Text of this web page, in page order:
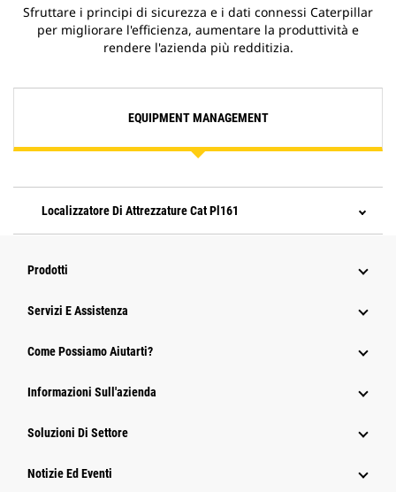
Sfruttare i principi di sicurezza e i dati connessi Caterpillar
per migliorare l'efficienza, aumentare la produttività e
rendere l'azienda più redditizia.
EQUIPMENT MANAGEMENT
Localizzatore Di Attrezzature Cat Pl161
Prodotti
Servizi E Assistenza
Come Possiamo Aiutarti?
Informazioni Sull'azienda
Soluzioni Di Settore
Notizie Ed Eventi